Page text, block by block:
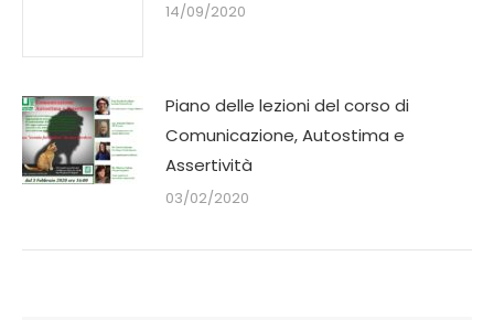
14/09/2020
Piano delle lezioni del corso di
Comunicazione, Autostima e
Assertività
03/02/2020